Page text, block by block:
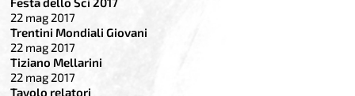
22 mag 2017
Trentini Mondiali Giovani
22 mag 2017
Tiziano Mellarini
22 mag 2017
Tavolo relatori